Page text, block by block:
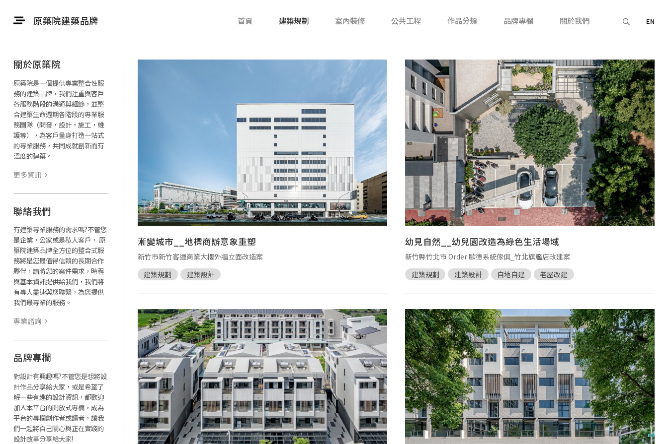
原築院建築品牌 首頁 建築規劃 室內裝修 公共工程 作品分類 品牌專欄 關於我們 EN
漸變城市__地標商辦意象重塑
新竹市新竹客運商業大樓外牆立面改造案
建築規劃
建築設計
幼見自然__幼兒園改造為綠色生活場域
新竹縣竹北市 Order 歐德系統傢俱_竹北旗艦店改建案
建築規劃
建築設計 自地自建 老屋改建
關於原築院
原築院是一個提供專業整合性服
務的建築品牌，我們注重與客戶
各服務階段的溝通與細節，並整
合建築生命週期各階段的專業服
務團隊（開發，設計，施工，維
護等），為客戶量身打造一站式
的專業服務，共同成就創新而有
溫度的建築。
更多資訊
聯絡我們
有建築專業服務的需求嗎?不管您
是企業，公家或是私人客戶， 原
築院建築品牌全方位的整合式服
務將是您最值得信賴的長期合作
夥伴，請將您的案件需求，時程
與基本資訊提供給我們，我們將
有專人盡速與您聯繫，為您提供
我們最專業的服務。
專業諮詢
品牌專欄
對設計有興趣嗎?不管您是想將設
計作品分享給大家，或是希望了
解一些有趣的設計資訊，都歡迎
加入本平台的開放式專欄，成為
平台的專欄創作者或讀者，讓我
們一起將自己關心與正在實踐的
設計故事分享給大家!